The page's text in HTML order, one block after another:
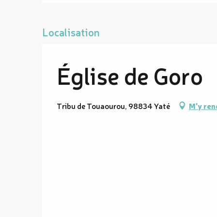
Localisation
Église de Goro
Tribu de Touaourou, 98834 Yaté M'y